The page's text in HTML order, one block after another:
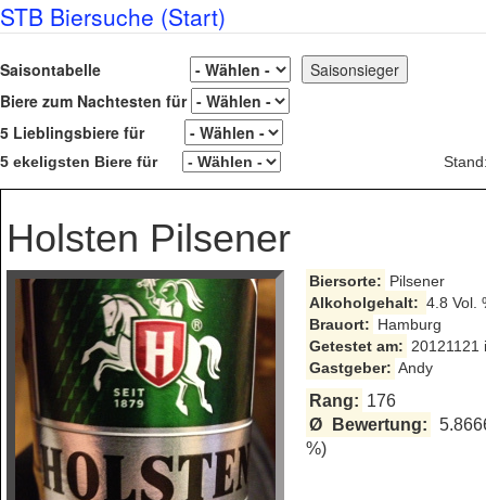
STB Biersuche (Start)
Saisontabelle
Biere zum Nachtesten für
5 Lieblingsbiere für
5 ekeligsten Biere für
Holsten Pilsener
Biersorte: Pilsener
Alkoholgehalt: 4.8 Vol.
Brauort: Hamburg
Getestet am: 20121121
Gastgeber: Andy
Rang: 176
Ø Bewertung:
%)